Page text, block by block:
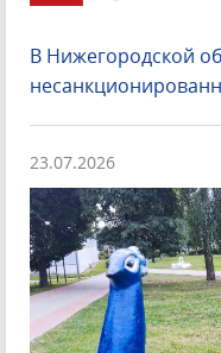
В Нижегородской
23.07.2026